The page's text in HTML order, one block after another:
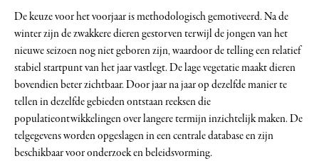
De keuze voor het voorjaar is methodologisch gemotiveerd. Na de
winter zijn de zwakkere dieren gestorven terwijl de jongen van het
nieuwe seizoen nog niet geboren zijn, waardoor de telling een relatief
stabiel startpunt van het jaar vastlegt. De lage vegetatie maakt dieren
bovendien beter zichtbaar. Door jaar na jaar op dezelfde manier te
tellen in dezelfde gebieden ontstaan reeksen die
populatieontwikkelingen over langere termijn inzichtelijk maken. De
telgegevens worden opgeslagen in een centrale database en zijn
beschikbaar voor onderzoek en beleidsvorming.